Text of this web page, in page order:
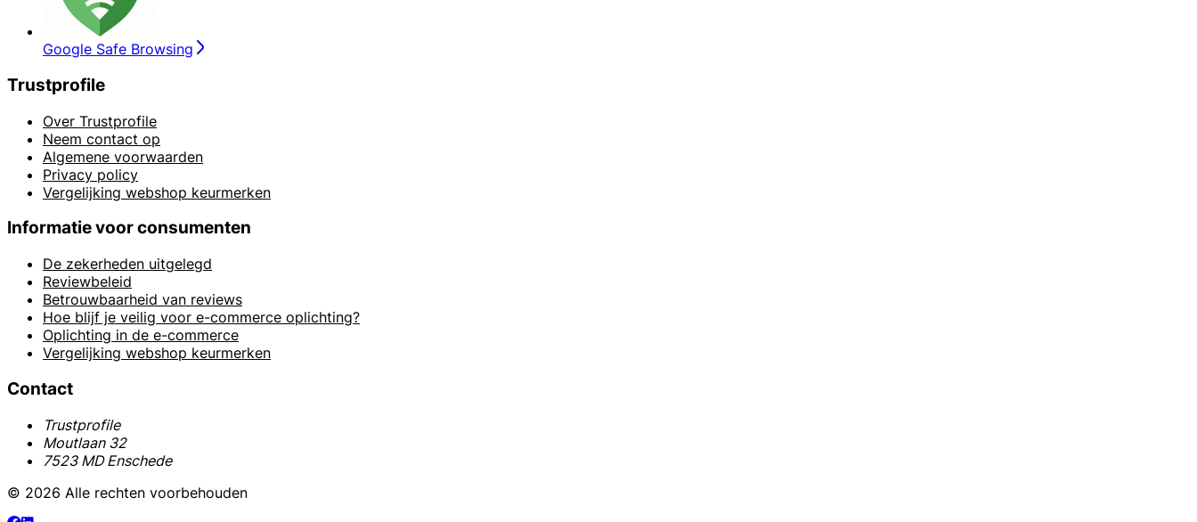
Google Safe Browsing
Trustprofile
Over Trustprofile
Neem contact op
Algemene voorwaarden
Privacy policy
Vergelijking webshop keurmerken
Informatie voor consumenten
De zekerheden uitgelegd
Reviewbeleid
Betrouwbaarheid van reviews
Hoe blijf je veilig voor e-commerce oplichting?
Oplichting in de e-commerce
Vergelijking webshop keurmerken
Contact
Trustprofile
Moutlaan 32
7523 MD Enschede
© 2026 Alle rechten voorbehouden